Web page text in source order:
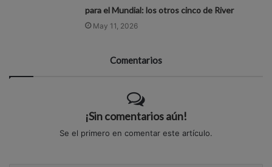
para el Mundial: los otros cinco de River
May 11, 2026
Comentarios
¡Sin comentarios aún!
Se el primero en comentar este artículo.